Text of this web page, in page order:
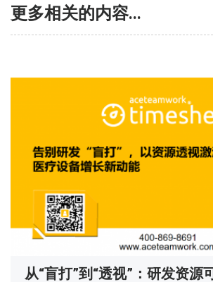
更多相关的内容...
从“盲打”到“透视”：研发资源